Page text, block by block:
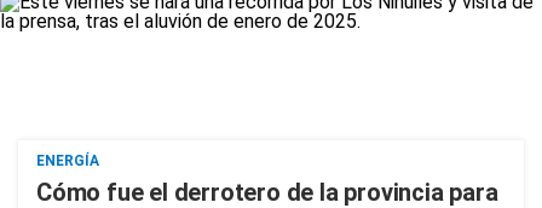
ENERGÍA
Cómo fue el derrotero de la provincia para